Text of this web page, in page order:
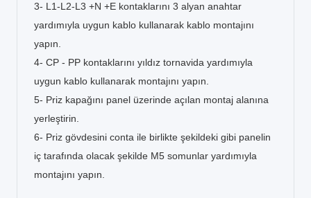
3- L1-L2-L3 +N +E kontaklarını 3 alyan anahtar
yardımıyla uygun kablo kullanarak kablo montajını
yapın.
4- CP - PP kontaklarını yıldız tornavida yardımıyla
uygun kablo kullanarak montajını yapın.
5- Priz kapağını panel üzerinde açılan montaj alanına
yerleştirin.
6- Priz gövdesini conta ile birlikte şekildeki gibi panelin
iç tarafında olacak şekilde M5 somunlar yardımıyla
montajını yapın.